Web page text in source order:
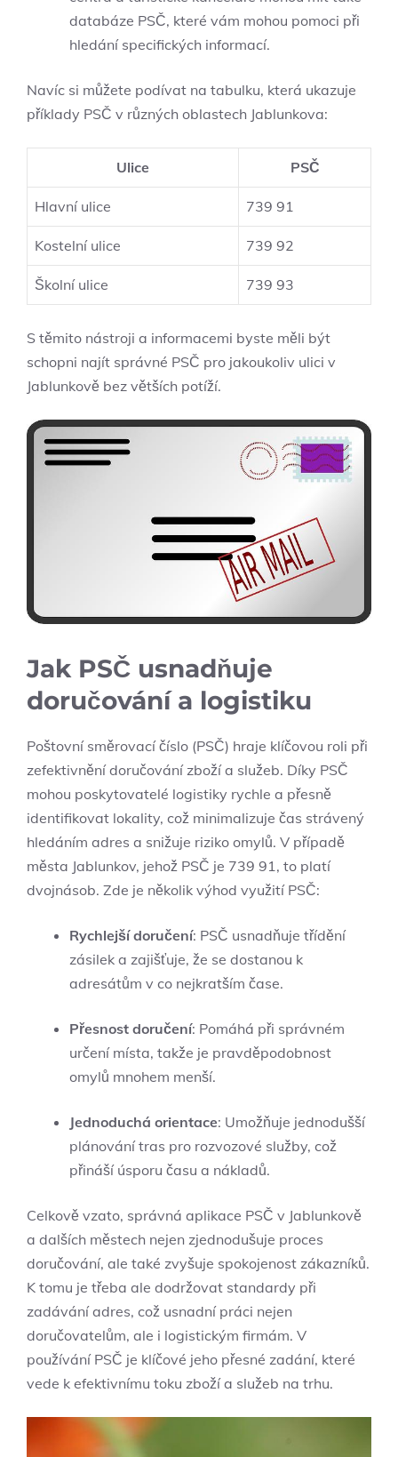
databáze PSČ, které vám mohou pomoci při
hledání specifických informací.
Navíc si můžete podívat na tabulku, která ukazuje
příklady PSČ v různých oblastech Jablunkova:
Ulice PSČ
Hlavní ulice 739 91
Kostelní ulice 739 92
Školní ulice 739 93
S těmito nástroji a informacemi byste měli být
schopni najít správné PSČ pro jakoukoliv ulici v
Jablunkově bez větších potíží.
Jak PSČ usnadňuje
doručování a logistiku
Poštovní směrovací číslo (PSČ) hraje klíčovou roli při
zefektivnění doručování zboží a služeb. Díky PSČ
mohou poskytovatelé logistiky rychle a přesně
identifikovat lokality, což minimalizuje čas strávený
hledáním adres a snižuje riziko omylů. V případě
města Jablunkov, jehož PSČ je 739 91, to platí
dvojnásob. Zde je několik výhod využití PSČ:
Rychlejší doručení: PSČ usnadňuje třídění
zásilek a zajišťuje, že se dostanou k
adresátům v co nejkratším čase.
Přesnost doručení: Pomáhá při správném
určení místa, takže je pravděpodobnost
omylů mnohem menší.
Jednoduchá orientace: Umožňuje jednodušší
plánování tras pro rozvozové služby, což
přináší úsporu času a nákladů.
Celkově vzato, správná aplikace PSČ v Jablunkově
a dalších městech nejen zjednodušuje proces
doručování, ale také zvyšuje spokojenost zákazníků.
K tomu je třeba ale dodržovat standardy při
zadávání adres, což usnadní práci nejen
doručovatelům, ale i logistickým firmám. V
používání PSČ je klíčové jeho přesné zadání, které
vede k efektivnímu toku zboží a služeb na trhu.